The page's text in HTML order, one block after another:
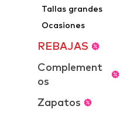
Tallas grandes
Ocasiones
REBAJAS
Complement
os
Zapatos